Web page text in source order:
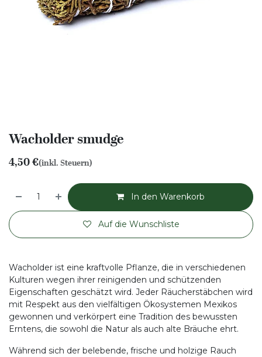
Wacholder smudge
4,50€(inkl. Steuern)
In den Warenkorb
Auf die Wunschliste
Wacholder ist eine kraftvolle Pflanze, die in verschiedenen
Kulturen wegen ihrer reinigenden und schützenden
Eigenschaften geschätzt wird. Jeder Räucherstäbchen wird
mit Respekt aus den vielfältigen Ökosystemen Mexikos
gewonnen und verkörpert eine Tradition des bewussten
Erntens, die sowohl die Natur als auch alte Bräuche ehrt.
Während sich der belebende, frische und holzige Rauch